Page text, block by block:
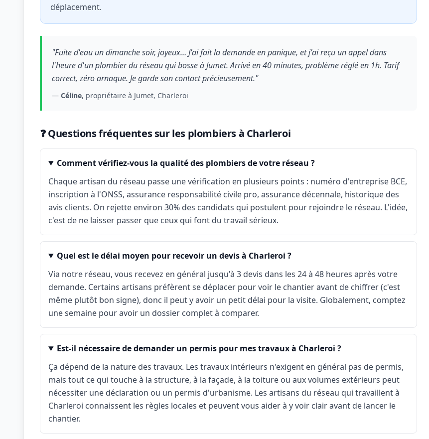
déplacement.
"Fuite d'eau un dimanche soir, joyeux… J'ai fait la demande en panique, et j'ai reçu un appel dans
l'heure d'un plombier du réseau qui bosse à Jumet. Arrivé en 40 minutes, problème réglé en 1h. Tarif
correct, zéro arnaque. Je garde son contact précieusement."
— Céline, propriétaire à Jumet, Charleroi
❓ Questions fréquentes sur les plombiers à Charleroi
Comment vérifiez-vous la qualité des plombiers de votre réseau ?
Chaque artisan du réseau passe une vérification en plusieurs points : numéro d'entreprise BCE,
inscription à l'ONSS, assurance responsabilité civile pro, assurance décennale, historique des
avis clients. On rejette environ 30% des candidats qui postulent pour rejoindre le réseau. L'idée,
c'est de ne laisser passer que ceux qui font du travail sérieux.
Quel est le délai moyen pour recevoir un devis à Charleroi ?
Via notre réseau, vous recevez en général jusqu'à 3 devis dans les 24 à 48 heures après votre
demande. Certains artisans préfèrent se déplacer pour voir le chantier avant de chiffrer (c'est
même plutôt bon signe), donc il peut y avoir un petit délai pour la visite. Globalement, comptez
une semaine pour avoir un dossier complet à comparer.
Est-il nécessaire de demander un permis pour mes travaux à Charleroi ?
Ça dépend de la nature des travaux. Les travaux intérieurs n'exigent en général pas de permis,
mais tout ce qui touche à la structure, à la façade, à la toiture ou aux volumes extérieurs peut
nécessiter une déclaration ou un permis d'urbanisme. Les artisans du réseau qui travaillent à
Charleroi connaissent les règles locales et peuvent vous aider à y voir clair avant de lancer le
chantier.